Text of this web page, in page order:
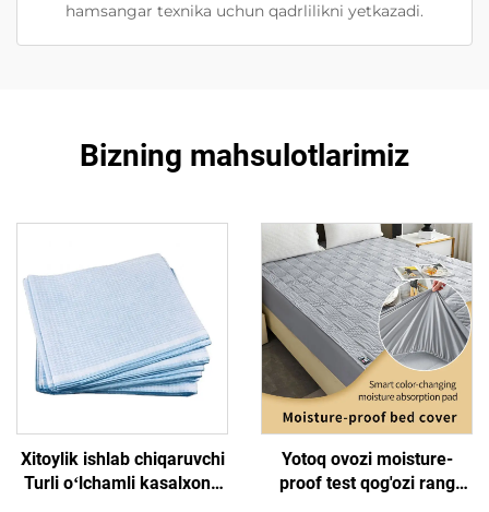
hamsangar texnika uchun qadrlilikni yetkazadi.
Bizning mahsulotlarimiz
Xitoylik ishlab chiqaruvchi
Turli oʻlchamli kasalxona
Yotoq ovozi moisture-
proof test qog'ozi rang